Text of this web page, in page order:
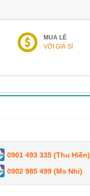
MUA LẺ
VỚI GIÁ SỈ
0901 493 335 (Thu Hiền)
0902 985 499 (Ms Nhi)